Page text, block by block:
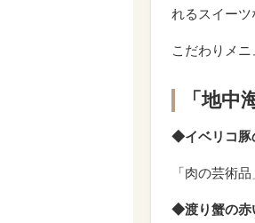
れるスイーツ
こだわりメ
「地
◆イベリコ豚
「肉の芸術
◆渡り蟹の赤